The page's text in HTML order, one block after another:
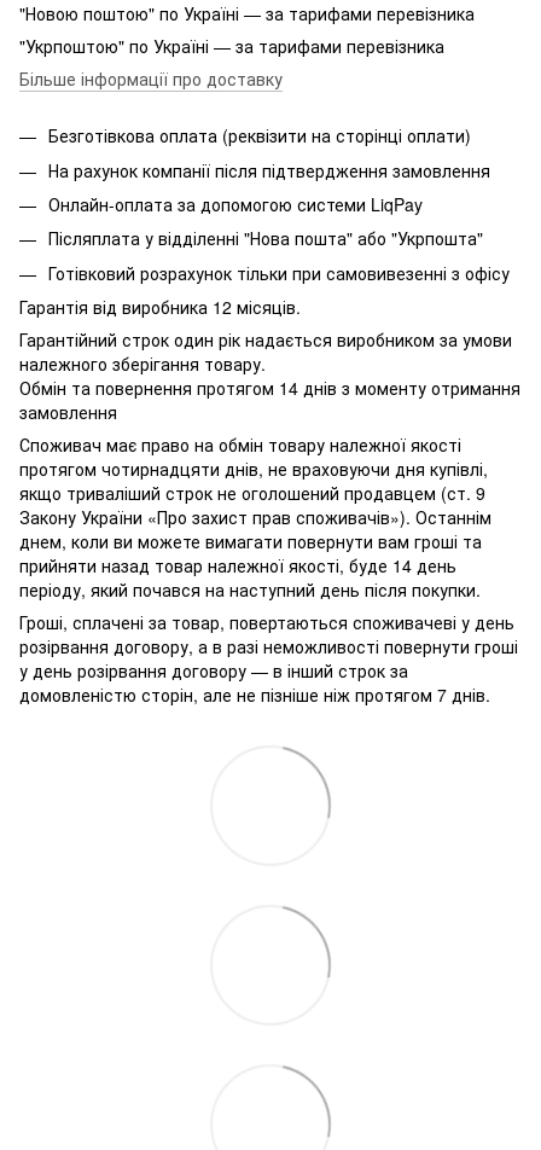
"Новою поштою" по Україні — за тарифами перевізника
"Укрпоштою" по Україні — за тарифами перевізника
Більше інформації про доставку
Безготівкова оплата (реквізити на сторінці оплати)
На рахунок компанії після підтвердження замовлення
Онлайн-оплата за допомогою системи LiqPay
Післяплата у відділенні "Нова пошта" або "Укрпошта"
Готівковий розрахунок тільки при самовивезенні з офісу
Гарантія від виробника 12 місяців.
Гарантійний строк один рік надається виробником за умови
належного зберігання товару.
Обмін та повернення протягом 14 днів з моменту отримання
замовлення
Споживач має право на обмін товару належної якості
протягом чотирнадцяти днів, не враховуючи дня купівлі,
якщо триваліший строк не оголошений продавцем (ст. 9
Закону України «Про захист прав споживачів»). Останнім
днем, коли ви можете вимагати повернути вам гроші та
прийняти назад товар належної якості, буде 14 день
періоду, який почався на наступний день після покупки.
Гроші, сплачені за товар, повертаються споживачеві у день
розірвання договору, а в разі неможливості повернути гроші
у день розірвання договору — в інший строк за
домовленістю сторін, але не пізніше ніж протягом 7 днів.